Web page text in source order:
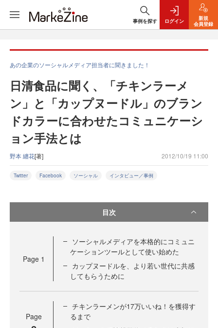
事例を探す ログイン
新規
会員登録
あの企業のソーシャルメディア担当者に聞きました！
日清食品に聞く、「チキンラーメ
ン」と「カップヌードル」のブラン
ドカラーに合わせたコミュニケーシ
ョン手法とは
野本 纏花[著] 2012/10/19 11:00
Twitter Facebook ソーシャル インタビュー／事例
目次
Page 1
ソーシャルメディアを本格的にコミュニ
ケーションツールとして使い始めた
カップヌードルを、より若い世代に共感
してもらうために
Page
チキンラーメンが17万いいね！を獲得す
るまで